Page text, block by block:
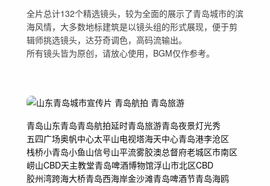
全片总计132个精选镜头，较为全面的展示了青岛城市的滨
海风情，大多数地标建筑是以镜头组的形式展现，便于剪
辑师挑选镜头，达芬奇调色，高码流输出。
所有镜头皆为原创，请放心使用，BGM仅作参考。
青岛山东青岛青岛航拍延时青岛旅游青岛夜景灯光秀
五四广场奥帆中心太平山电视塔海天中心青岛港李沧区
栈桥小青岛小鱼山信号山平流雾胶澳总督府老城区市南区
崂山CBD天主教堂青岛啤酒博物馆浮山市北区CBD
胶州湾跨海大桥青岛西海岸金沙滩青岛啤酒节青岛海鸥